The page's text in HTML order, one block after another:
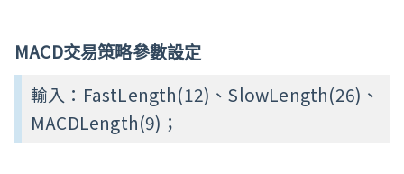
MACD交易策略參數設定
輸入：FastLength(12)、SlowLength(26)、
MACDLength(9)；